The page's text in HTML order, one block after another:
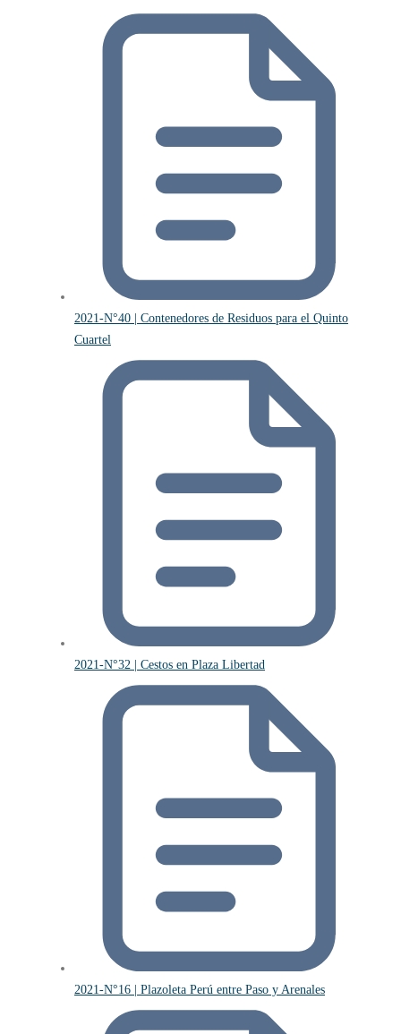
2021-N°40 | Contenedores de Residuos para el Quinto
Cuartel
2021-N°32 | Cestos en Plaza Libertad
2021-N°16 | Plazoleta Perú entre Paso y Arenales